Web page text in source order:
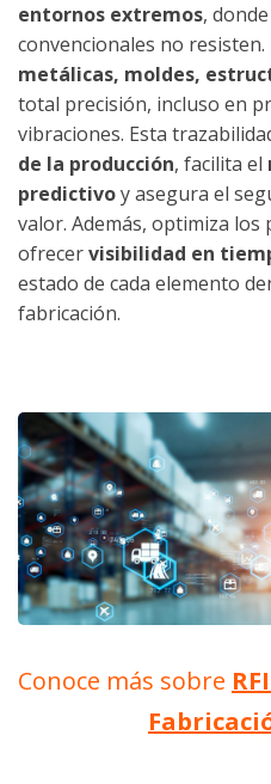
entornos extremos,
convencionales no resisten.
metálicas, moldes,
total precisión, incluso en
vibraciones. Esta
de la producción, facilita el
predictivoy asegura el
valor. Además, optimiza los
ofrecervisibilidad en
estado de cada elemento
fabricación.
Conoce más sobre